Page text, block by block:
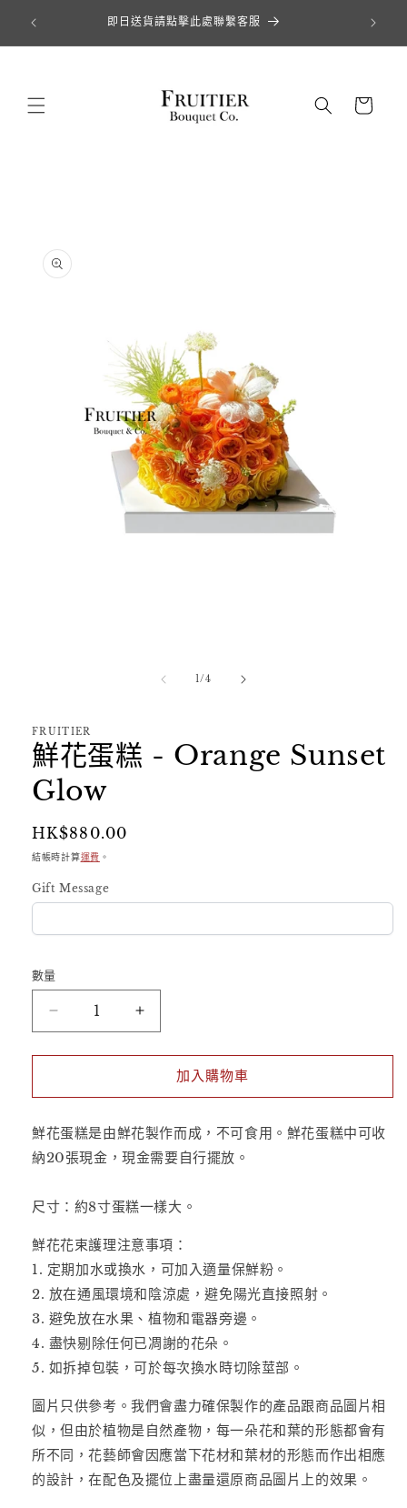
跳至內容 即日送貨請點擊此處聯繫客服
物
啟
多
媒
體
檔
1
1//4
FRUITIER
鮮花蛋糕 - Orange Sunset
Glow
定
價
HK$880.00
結帳時計算運費 。
Gift Message
數量
糕
Orange
Sunset
Glow
量
減
少
糕
Orange
Sunset
Glow
量
增
加
加入購物車
鮮花蛋糕是由鮮花製作而成，不可食用。鮮花蛋糕中可收
納20張現金，現金需要自行擺放。
尺寸：約8寸蛋糕一樣大。
鮮花花束護理注意事項：
1. 定期加水或換水，可加入適量保鮮粉。
2. 放在通風環境和陰涼處，避免陽光直接照射。
3. 避免放在水果、植物和電器旁邊。
4. 盡快剔除任何已凋謝的花朵。
5. 如拆掉包裝，可於每次換水時切除莖部。
圖片只供參考。我們會盡力確保製作的產品跟商品圖片相
似，但由於植物是自然產物，每一朵花和葉的形態都會有
所不同，花藝師會因應當下花材和葉材的形態而作出相應
的設計，在配色及擺位上盡量還原商品圖片上的效果。